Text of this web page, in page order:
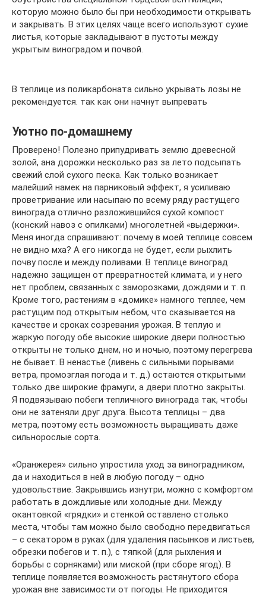
которую можно было бы при необходимости открывать
и закрывать. В этих целях чаще всего используют сухие
листья, которые закладывают в пустоты между
укрытым виноградом и почвой.
В теплице из поликарбоната сильно укрывать лозы не
рекомендуется. так как они начнут выпревать
Уютно по-домашнему
Проверено! Полезно припудривать землю древесной
золой, ана дорожки несколько раз за лето подсыпать
свежий слой сухого песка. Как только возникает
малейший намек на парниковый эффект, я усиливаю
проветривание или насыпаю по всему ряду растущего
винограда отлично разложившийся сухой компост
(конский навоз с опилками) многолетней «выдержки».
Меня иногда спрашивают: почему в моей теплице совсем
не видно мха? А его никогда не будет, если рыхлить
почву после и между поливами. В теплице виноград
надежно защищен от превратностей климата, и у него
нет проблем, связанных с заморозками, дождями и т. п.
Кроме того, растениям в «домике» намного теплее, чем
растущим под открытым небом, что сказывается на
качестве и сроках созревания урожая. В теплую и
жаркую погоду обе высокие широкие двери полностью
открыты не только днем, но и ночью, поэтому перегрева
не бывает. В ненастье (ливень с сильными порывами
ветра, промозглая погода и т. д.) остаются открытыми
только две широкие фрамуги, а двери плотно закрыты.
Я подвязываю побеги тепличного винограда так, чтобы
они не затеняли друг друга. Высота теплицы – два
метра, поэтому есть возможность выращивать даже
сильнорослые сорта.
«Оранжерея» сильно упростила уход за виноградником,
да и находиться в ней в любую погоду – одно
удовольствие. Закрывшись изнутри, можно с комфортом
работать в дождливые или холодные дни. Между
окантовкой «грядки» и стенкой оставлено столько
места, чтобы там можно было свободно передвигаться
– с секатором в руках (для удаления пасынков и листьев,
обрезки побегов и т. п.), с тяпкой (для рыхления и
борьбы с сорняками) или миской (при сборе ягод). В
теплице появляется возможность растянутого сбора
урожая вне зависимости от погоды. Не приходится